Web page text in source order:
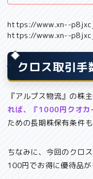
https://www.xn--
https://www.xn--
クロス取引手
『アルプス物流』の株主
れば、『1000円クオカ
ための長期株保有条件
ちなみに、今回のクロ
100円でお得に優待品が